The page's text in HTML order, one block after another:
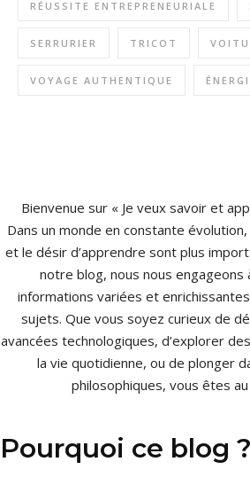
RÉUSSITE ENTREPRENEURIALE
SERRURIER TRICOT
VOYAGE AUTHENTIQUE
Bienvenue sur « Je veux savoir et
Dans un monde en constante
et le désir d’apprendre sont plus
notre blog, nous nous engageons
informations variées et
sujets. Que vous soyez curieux de
avancées technologiques, d’explorer
la vie quotidienne, ou de plonger
philosophiques, vous êtes
Pourquoi ce blog ?